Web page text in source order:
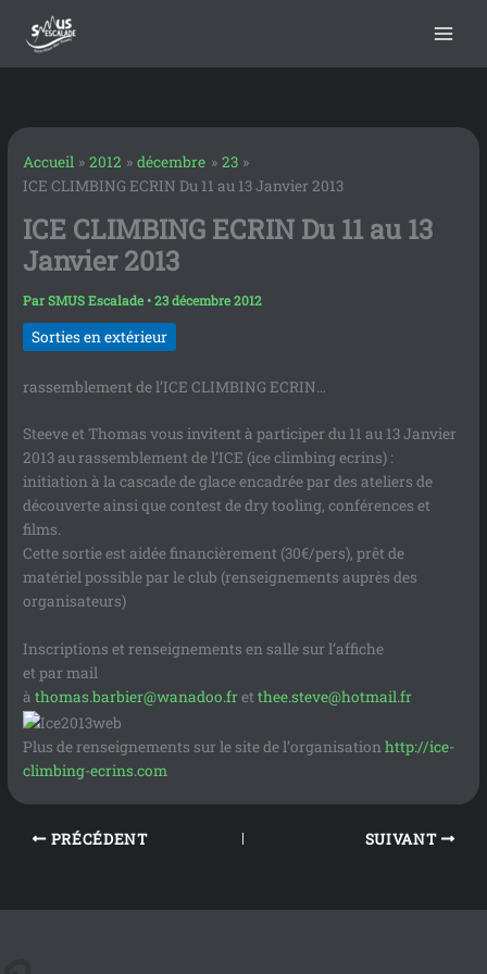
principal
contenu
Accueil 2012 décembre
23
ICE CLIMBING ECRIN Du 11 au 13 Janvier 2013
ICE CLIMBING ECRIN Du 11 au 13
Janvier 2013
ParSMUS Escalade•23 décembre 2012
Sorties en extérieur
rassemblement de l’ICE CLIMBING ECRIN…
Steeve et Thomas vous invitent à participer du 11 au 13 Janvier
2013 au rassemblement de l’ICE (ice climbing ecrins) :
initiation à la cascade de glace encadrée par des ateliers de
découverte ainsi que contest de dry tooling, conférences et
films.
Cette sortie est aidée financièrement (30€/pers), prêt de
matériel possible par le club (renseignements auprès des
organisateurs)
Inscriptions et renseignements en salle sur l’affiche
et par mail
àthomas.barbier@wanadoo.fretthee.steve@hotmail.fr
Plus de renseignements sur le site de l’organisationhttp://ice-
climbing-ecrins.com
PRÉCÉDENT SUIVANT